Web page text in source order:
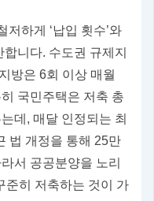
하게 ‘납입 횟수’와
합니다. 수도권 규제지
방은 6회 이상 매월
국민주택은 저축 총
데, 매달 인정되는 최
법 개정을 통해 25만
서 공공분양을 노리
준히 저축하는 것이 가